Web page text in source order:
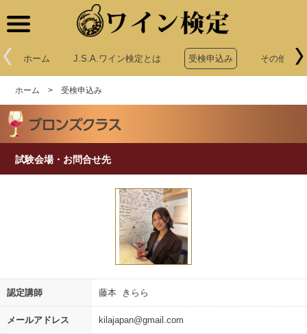
ホーム J.S.A.ワイン検定とは 受検申込み その他申込
ホーム >受検申込み
試験会場・お問合せ先
認定講師 藤本 きらら
メールアドレス kilajapan@gmail.com